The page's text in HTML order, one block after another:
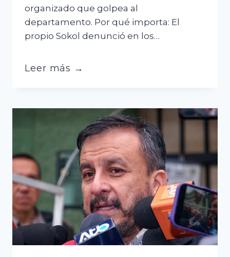
organizado que golpea al
departamento. Por qué importa: El
propio Sokol denunció en los…
Leer más →
Sokol
los
enfocarse
en
la
violencia
cruceña